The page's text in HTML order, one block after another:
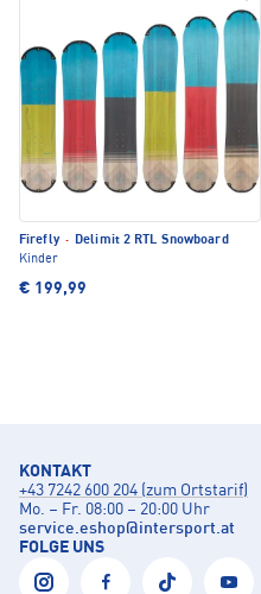
Firefly · Delimit 2 RTL Snowboard
Kinder
€ 199,99
KONTAKT
+43 7242 600 204 (zum Ortstarif)
Mo. – Fr. 08:00 – 20:00 Uhr
service.eshop@intersport.at
FOLGE UNS